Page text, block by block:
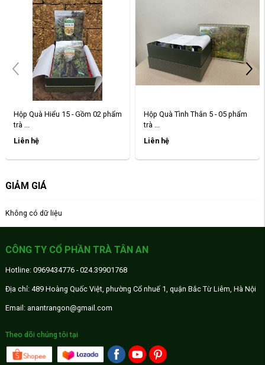
Hộp Quà Hiểu 15 - Gồm 02 phẩm
trà ...
Liên hệ
Hộp Quà Tình Thân 5 - 05 phẩm
trà ...
Liên hệ
GIẢM GIÁ
Không có dữ liệu
CÔNG TY CỔ PHẦN TRÀ TÂN AN
Hotline: 0969434776 - 024.39901768
Địa chỉ: 489 Hoàng Quốc Việt, phường Cổ nhuế 1, quận Bắc Từ Liêm, Hà Nội
Email: anantrangon@gmail.com
Theo dõi chúng tôi tại